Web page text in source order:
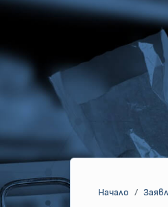
Начална
Начало